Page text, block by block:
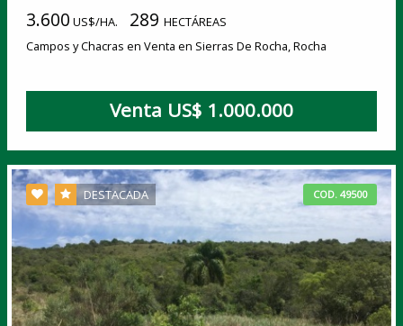
3.600 US$/HA. 289 HECTÁREAS
Campos y Chacras en Venta en Sierras De Rocha, Rocha
Venta US$ 1.000.000
DESTACADA COD. 49500